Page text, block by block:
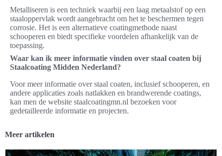
Metalliseren is een techniek waarbij een laag metaalstof op een
staaloppervlak wordt aangebracht om het te beschermen tegen
corrosie. Het is een alternatieve coatingmethode naast
schooperen en biedt specifieke voordelen afhankelijk van de
toepassing.
Waar kan ik meer informatie vinden over staal coaten bij
Staalcoating Midden Nederland?
Voor meer informatie over staal coaten, inclusief schooperen, en
andere applicaties zoals natlakken en brandwerende coatings,
kan men de website staalcoatingmn.nl bezoeken voor
gedetailleerde informatie en projecten.
Meer artikelen